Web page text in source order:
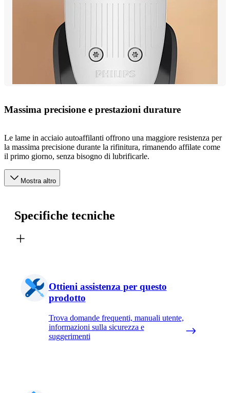
Massima precisione e prestazioni durature
Le lame in acciaio autoaffilanti offrono una maggiore resistenza per
la massima precisione durante la rifinitura, rimanendo affilate come
il primo giorno, senza bisogno di lubrificarle.
Mostra altro
Specifiche tecniche
Ottieni assistenza per questo
prodotto
Trova domande frequenti, manuali utente,
informazioni sulla sicurezza e
suggerimenti